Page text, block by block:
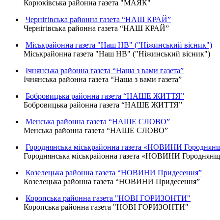
Корюківська районна газета "МАЯК"
Чернігівська районна газета “НАШ КРАЙ”
Чернігівська районна газета “НАШ КРАЙ”
Міськрайонна газета "Наш НВ" ("Ніжинський вісник")
Міськрайонна газета "Наш НВ" ("Ніжинський вісник")
Ічнянська районна газета “Наша з вами газета”
Ічнянська районна газета “Наша з вами газета”
Бобровицька районна газета “НАШЕ ЖИТТЯ”
Бобровицька районна газета “НАШЕ ЖИТТЯ”
Менська районна газета “НАШЕ СЛОВО”
Менська районна газета “НАШЕ СЛОВО”
Городнянська міськрайонна газета «НОВИНИ
Городнянська міськрайонна газета «НОВИНИ
Козелецька районна газета “НОВИНИ Придесення”
Козелецька районна газета “НОВИНИ Придесення”
Коропська районна газета "НОВІ ГОРИЗОНТИ"
Коропська районна газета "НОВІ ГОРИЗОНТИ"